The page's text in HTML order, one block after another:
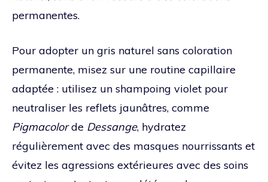
permanentes.
Pour adopter un gris naturel sans coloration
permanente, misez sur une routine capillaire
adaptée : utilisez un shampoing violet pour
neutraliser les reflets jaunâtres, comme
Pigmacolorde Dessange, hydratez
régulièrement avec des masques nourrissants et
évitez les agressions extérieures avec des soins